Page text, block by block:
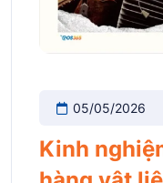
05/05/2026
Kinh